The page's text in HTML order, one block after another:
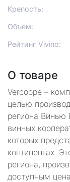
Крепость:
Объем:
Рейтинг Vivino:
О товаре
Vercoope –
целью
региона Винью
винных
которых
континентах.
региона,
доступным